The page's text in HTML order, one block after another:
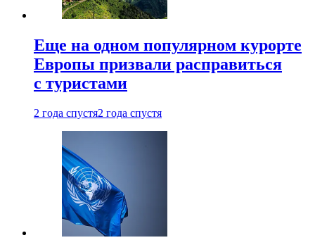
Еще на одном популярном курорте
Европы призвали расправиться
с туристами
2 года спустя2 года спустя